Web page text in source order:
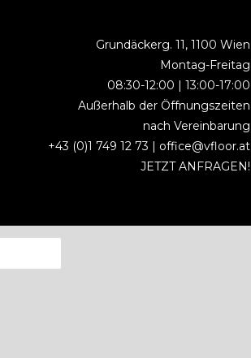
Grundäckerg. 11, 1100 Wien
Montag-Freitag
08:30-12:00 | 13:00-17:00
Außerhalb der Öffnungszeiten
nach Vereinbarung
+43 (0)1 749 12 73 | office@vfloor.at
JETZT ANFRAGEN!